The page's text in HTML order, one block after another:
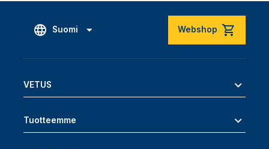
Suomi Webshop
VETUS
Tuotteemme